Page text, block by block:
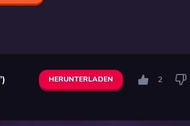
HERUNTERLADEN 2